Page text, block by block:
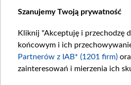
07 SIERPNIA 2026
Item
1
Szanujemy Twoją prywatność
Kliknij "Akceptuję i przechodzę
końcowym i ich
Partnerów z IAB* (1201 firm)
zainteresowań i mierzenia ich